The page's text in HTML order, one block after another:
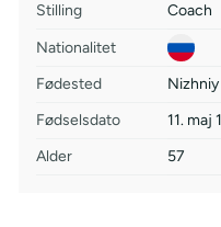
Stilling
Coach
Nationalitet
Fødested
Fødselsdato
11. maj
Alder
57